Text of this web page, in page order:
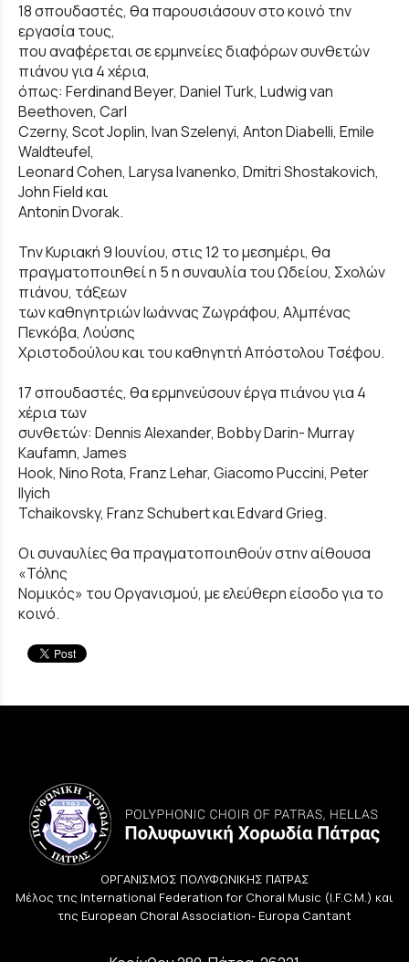
18 σπουδαστές, θα παρουσιάσουν στο κοινό την
εργασία τους,
που αναφέρεται σε ερμηνείες διαφόρων συνθετών
πιάνου για 4 χέρια,
όπως: Ferdinand Beyer, Daniel Turk, Ludwig van
Beethoven, Carl
Czerny, Scot Joplin, Ivan Szelenyi, Anton Diabelli, Emile
Waldteufel,
Leonard Cohen, Larysa Ivanenko, Dmitri Shostakovich,
John Field και
Antonin Dvorak.
Την Κυριακή 9 Ιουνίου, στις 12 το μεσημέρι, θα
πραγματοποιηθεί η 5 η συναυλία του Ωδείου, Σχολών
πιάνου, τάξεων
των καθηγητριών Ιωάννας Ζωγράφου, Αλμπένας
Πενκόβα, Λούσης
Χριστοδούλου και του καθηγητή Απόστολου Τσέφου.
17 σπουδαστές, θα ερμηνεύσουν έργα πιάνου για 4
χέρια των
συνθετών: Dennis Alexander, Bobby Darin- Murray
Kaufamn, James
Hook, Nino Rota, Franz Lehar, Giacomo Puccini, Peter
Ilyich
Tchaikovsky, Franz Schubert και Edvard Grieg.
Οι συναυλίες θα πραγματοποιηθούν στην αίθουσα
«Τόλης
Νομικός» του Οργανισμού, με ελεύθερη είσοδο για το
κοινό.
ΟΡΓΑΝΙΣΜΟΣ ΠΟΛΥΦΩΝΙΚΗΣ ΠΑΤΡΑΣ
Μέλος της International Federation for Choral Music (I.F.C.M.) και
της European Choral Association- Europa Cantant